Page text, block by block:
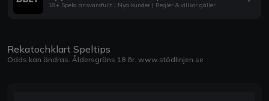
18+ Spela ansvarsfullt | Nya kunder | Regler & villkor gäller
Rekatochklart Speltips
Odds kan ändras. Åldersgräns 18 år. www.stödlinjen.se